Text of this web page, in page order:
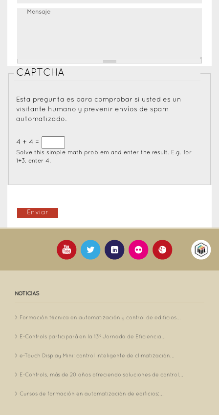
Mensaje
CAPTCHA
Esta pregunta es para comprobar si usted es un
visitante humano y prevenir envíos de spam
automatizado.
4 + 4 =
Solve this simple math problem and enter the result. E.g. for
1+3, enter 4.
NOTICIAS
Formación técnica en automatización y control de edificios...
E-Controls participará en la 13ª Jornada de Eficiencia...
e-Touch Display Mini: control inteligente de climatización...
E-Controls, más de 20 años ofreciendo soluciones de control...
Cursos de formación en automatización de edificios:...